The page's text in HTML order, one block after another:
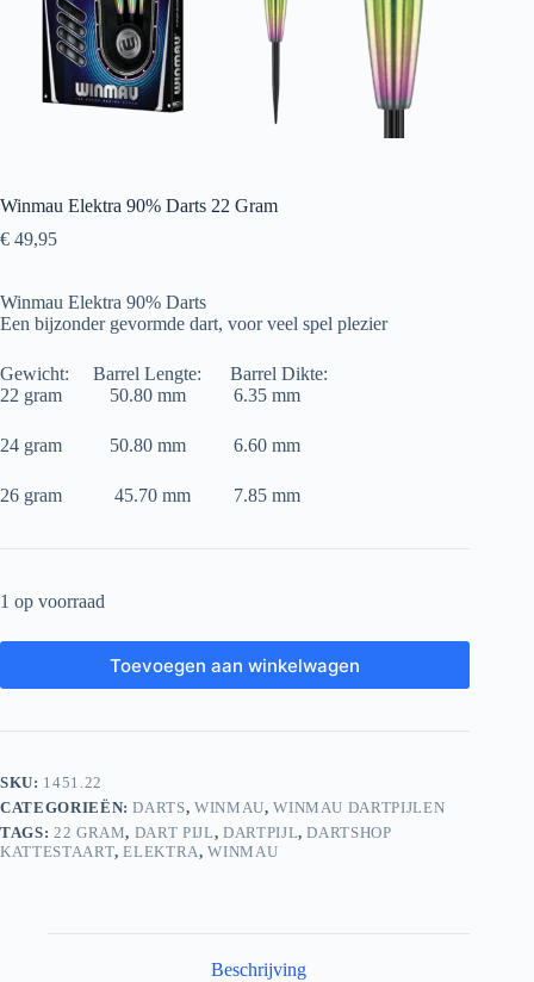
Winmau Elektra 90% Darts 22 Gram
€ 49,95
Winmau Elektra 90% Darts
Een bijzonder gevormde dart, voor veel spel plezier
Gewicht: Barrel Lengte: Barrel Dikte:
22 gram 50.80 mm 6.35 mm
24 gram 50.80 mm 6.60 mm
26 gram 45.70 mm 7.85 mm
1 op voorraad
Toevoegen aan winkelwagen
SKU: 1451.22
CATEGORIEËN:DARTS,WINMAU,WINMAU DARTPIJLEN
TAGS: 22 GRAM, DART PIJL, DARTPIJL,DARTSHOP
KATTESTAART,ELEKTRA,WINMAU
Beschrijving